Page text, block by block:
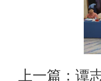
上一篇： 谭